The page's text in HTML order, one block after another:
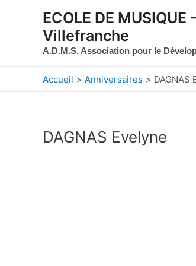
ECOLE DE
Villefranche
A.D.M.S. Association pour le
Accueil Anniversaires DAGNAS
DAGNAS Evelyne